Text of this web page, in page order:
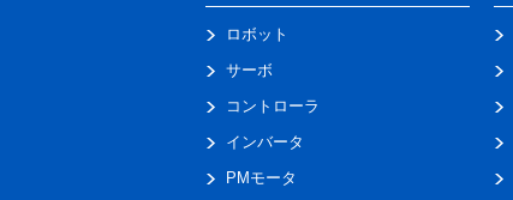
ロボット
サーボ
コントローラ
インバータ
PMモータ